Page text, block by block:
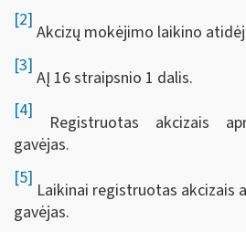
[2]
Akcizų mokėjimo laikino
[3]
AĮ 16 straipsnio 1 dalis.
[4]
Registruotas akcizais
gavėjas.
[5]
Laikinai registruotas akcizais
gavėjas.